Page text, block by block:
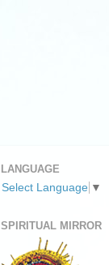
LANGUAGE
Select Language ▼
SPIRITUAL MIRROR